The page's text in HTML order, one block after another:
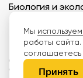
Биология и
Технология
ООО «Дети наше
667101001 БИК
Мы
работы сайта.
соглашаетесь
Принять